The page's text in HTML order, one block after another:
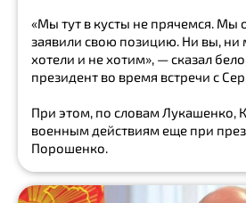
Госдепартамент
сговор
Владимир
Путин
Джордж
Сорос
«Мы тут в кусты не прячемся. Мы
заявили свою позицию. Ни вы,
хотели и не хотим», — сказал
президент во время встречи с
При этом, по словам Лукашенко,
военным действиям еще при
Порошенко.